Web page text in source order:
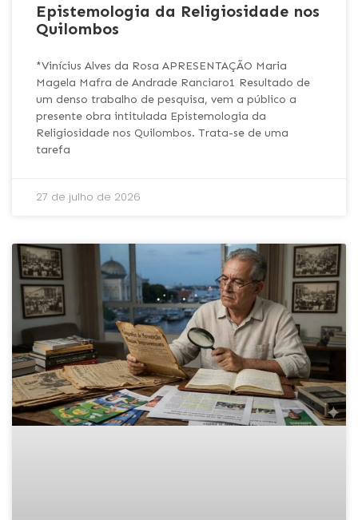
Epistemologia da Religiosidade nos
Quilombos
*Vinícius Alves da Rosa APRESENTAÇÃO Maria
Magela Mafra de Andrade Ranciaro1 Resultado de
um denso trabalho de pesquisa, vem a público a
presente obra intitulada Epistemologia da
Religiosidade nos Quilombos. Trata-se de uma
tarefa
27 de julho de 2026